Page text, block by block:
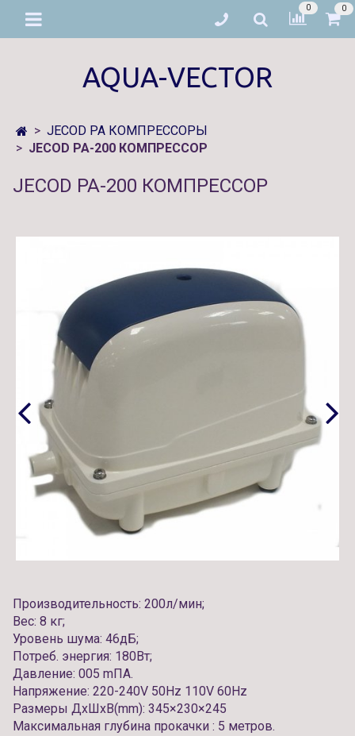
0 0
AQUA-VECTOR
JECOD PA КОМПРЕССОРЫ
JECOD PA-200 КОМПРЕССОР
JECOD PA-200 КОМПРЕССОР
Производительность: 200л/мин;
Вес: 8 кг;
Уровень шума: 46дБ;
Потреб. энергия: 180Вт;
Давление: 005 mПА.
Напряжение: 220-240V 50Hz 110V 60Hz
Размеры ДxШxВ(mm): 345×230×245
Максимальная глубина прокачки : 5 метров.